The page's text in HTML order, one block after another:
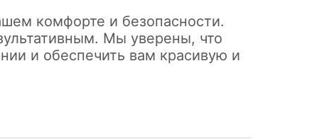
комфорте и безопасности.
Мы уверены, что
и обеспечить вам красивую и